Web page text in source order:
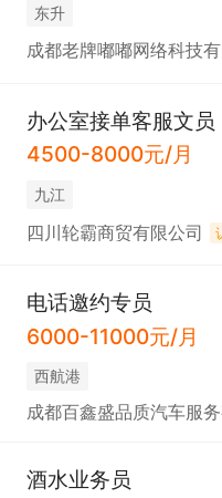
东升
成都老牌嘟嘟网络科技
办公室接单客服文员
4500-8000元/月
九江
四川轮霸商贸有限公司
电话邀约专员
6000-11000元/月
西航港
成都百鑫盛品质汽车服
酒水业务员